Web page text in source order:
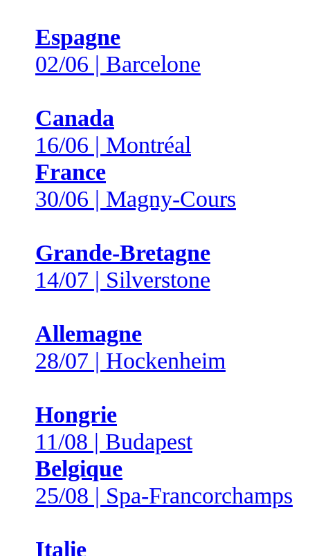
Espagne
02/06 | Barcelone
Canada
16/06 | Montréal
France
30/06 | Magny-Cours
Grande-Bretagne
14/07 | Silverstone
Allemagne
28/07 | Hockenheim
Hongrie
11/08 | Budapest
Belgique
25/08 | Spa-Francorchamps
Italie